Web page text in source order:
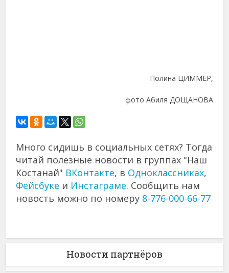
Полина ЦИММЕР,
фото Абиля ДОЩАНОВА
Много сидишь в социальных сетях? Тогда
читай полезные новости в группах "Наш
Костанай" ВКонтакте, в Одноклассниках,
Фейсбуке и Инстаграме. Сообщить нам
новость можно по номеру 8-776-000-66-77
Новости партнёров